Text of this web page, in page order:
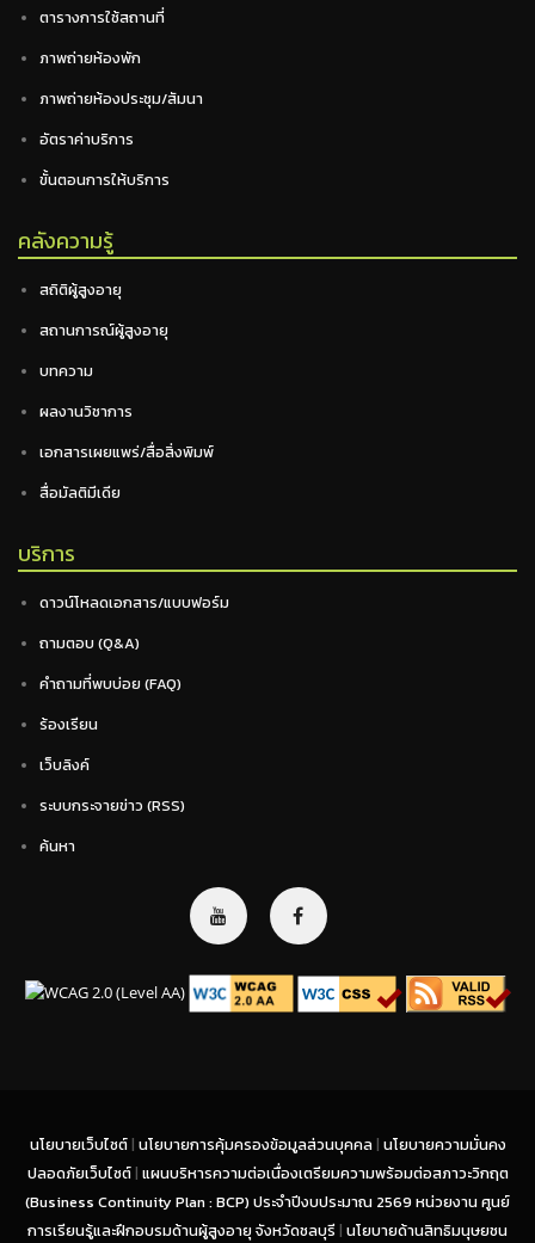
ตารางการใช้สถานที่
ภาพถ่ายห้องพัก
ภาพถ่ายห้องประชุม/สัมนา
อัตราค่าบริการ
ขั้นตอนการให้บริการ
คลังความรู้
สถิติผู้สูงอายุ
สถานการณ์ผู้สูงอายุ
บทความ
ผลงานวิชาการ
เอกสารเผยแพร่/สื่อสิ่งพิมพ์
สื่อมัลติมีเดีย
บริการ
ดาวน์โหลดเอกสาร/แบบฟอร์ม
ถามตอบ (Q&A)
คำถามที่พบบ่อย (FAQ)
ร้องเรียน
เว็บลิงค์
ระบบกระจายข่าว (RSS)
ค้นหา
นโยบายเว็บไซต์ | นโยบายการคุ้มครองข้อมูลส่วนบุคคล | นโยบายความมั่นคง
ปลอดภัยเว็บไซต์ | แผนบริหารความต่อเนื่องเตรียมความพร้อมต่อสภาวะวิกฤต
(Business Continuity Plan : BCP) ประจำปีงบประมาณ 2569 หน่วยงาน ศูนย์
การเรียนรู้และฝึกอบรมด้านผู้สูงอายุ จังหวัดชลบุรี | นโยบายด้านสิทธิมนุษยชน